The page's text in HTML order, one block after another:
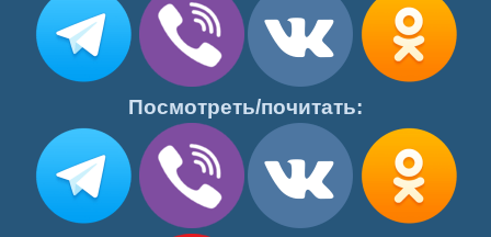
Посмотреть/почитать: